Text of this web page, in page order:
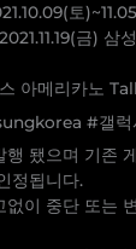
토
금) 삼
아메리카노
#갤럭
됐으며 기존
정됩니다.
이 중단 또는